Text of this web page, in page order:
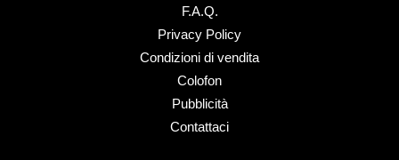
F.A.Q.
Privacy Policy
Condizioni di vendita
Colofon
Pubblicità
Contattaci